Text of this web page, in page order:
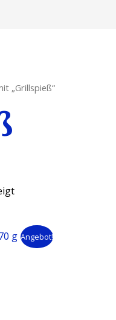
„Grillspieß“
Angebot!